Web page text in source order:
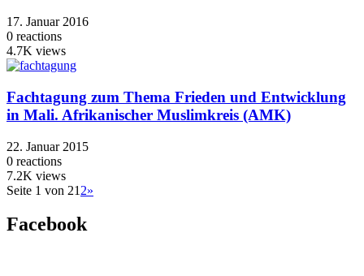
17. Januar 2016
0 reactions
4.7K views
Fachtagung zum Thema Frieden und Entwicklung
in Mali. Afrikanischer Muslimkreis (AMK)
22. Januar 2015
0 reactions
7.2K views
Seite 1 von 21 2»
Facebook